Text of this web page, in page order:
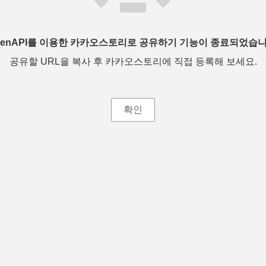
를 이용한 카카오스토리로 공유하기 기능이 종료되었습
공유할 URL을 복사 후 카카오스토리에 직접 등록해 보세요.
확인